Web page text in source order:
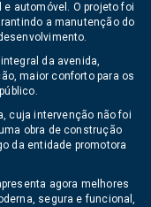
automóvel. O projeto foi
a manutenção do
da avenida,
maior conforto para os
cuja intervenção não foi
obra de construção
da entidade promotora
agora melhores
segura e funcional,